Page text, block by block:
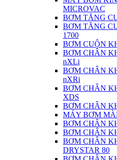
MICROVAC
BƠM TĂNG
BƠM TĂNG
1700
BƠM CUỘN
BƠM CHÂN
nXLi
BƠM CHÂN
nXRi
BƠM CHÂN
XDS
BƠM CHÂN
MÁY BƠM
BƠM CHÂN
BƠM CHÂN
BƠM CHÂN
DRYSTAR 80